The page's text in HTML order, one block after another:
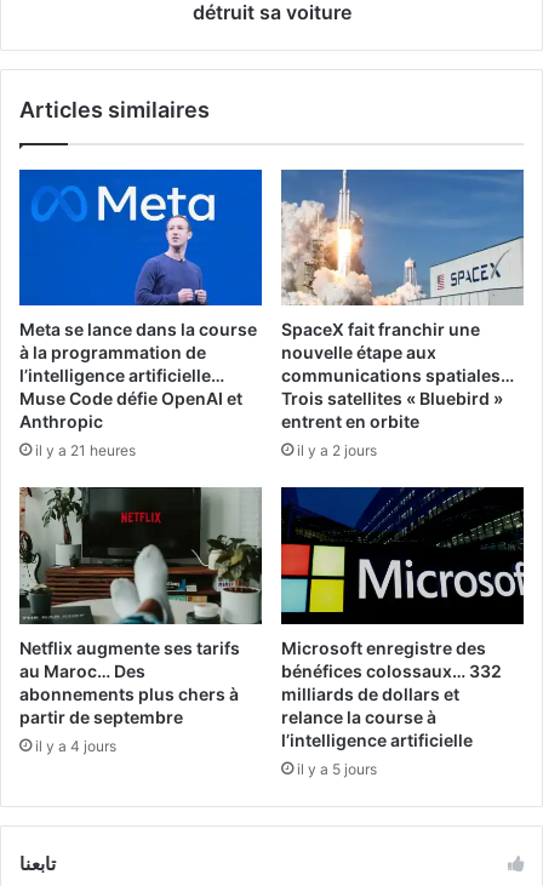
000
après
voiture
détruit sa voiture
Articles similaires
Meta se lance dans la course
à la programmation de
l’intelligence artificielle…
Muse Code défie OpenAI et
Anthropic
il y a 21 heures
SpaceX fait franchir une
nouvelle étape aux
communications spatiales…
Trois satellites « Bluebird »
entrent en orbite
il y a 2 jours
Netflix augmente ses tarifs
au Maroc… Des
abonnements plus chers à
partir de septembre
il y a 4 jours
Microsoft enregistre des
bénéfices colossaux… 332
milliards de dollars et
relance la course à
l’intelligence artificielle
il y a 5 jours
تابعنا